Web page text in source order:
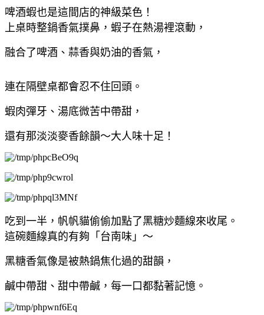
啤酒蝦也是這間店的神級菜色！
上桌時整鍋香氣撲鼻，蝦子在熱湯裡滾動，
融合了啤酒、蒜香與奶油的香氣，
連在隔壁桌都會忍不住回頭。
蝦肉彈牙、湯底微苦中帶甜，
還有那淡淡麥香餘韻～大人味十足！
吃到一半，帆帆貓偷偷加點了黑糖炒麵線來收尾。
這碗麵線真的有夠「台南味」～
黑糖香氣像是被熱鍋焦化過的甜韻，
鹹中帶甜、甜中帶鹹，每一口都黏著記憶。